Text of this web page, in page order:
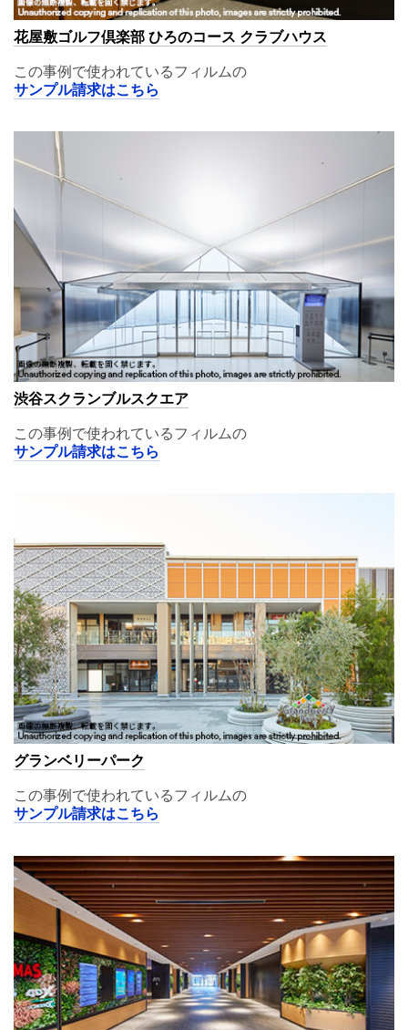
花屋敷ゴルフ倶楽部 ひろのコース クラブハウス
この事例で使われているフィルムの
サンプル請求はこちら
渋谷スクランブルスクエア
この事例で使われているフィルムの
サンプル請求はこちら
グランベリーパーク
この事例で使われているフィルムの
サンプル請求はこちら